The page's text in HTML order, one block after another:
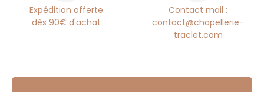
Expédition offerte
dès 90€ d'achat
Contact mail :
contact@chapellerie-
traclet.com